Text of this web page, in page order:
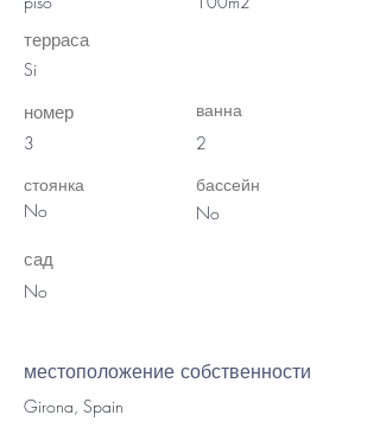
терраса
Si
номер
3
стоянка
No
ванна
2
бассейн
No
сад
No
местоположение собственности
Girona, Spain